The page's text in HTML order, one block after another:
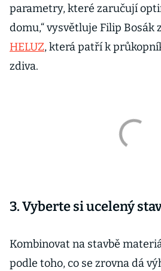
parametry, které zaručují
domu,“ vysvětluje Filip Bosák
HELUZ, která patří k
zdiva.
3. Vyberte si ucelený
Kombinovat na stavbě
podle toho, co se zrovna dá